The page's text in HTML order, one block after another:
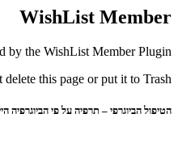
WishList Member
by the WishList Member Plugin.
this page or put it to Trash.
הטיפול הביוגרפי – תרפיה על פי הביוגרפיה